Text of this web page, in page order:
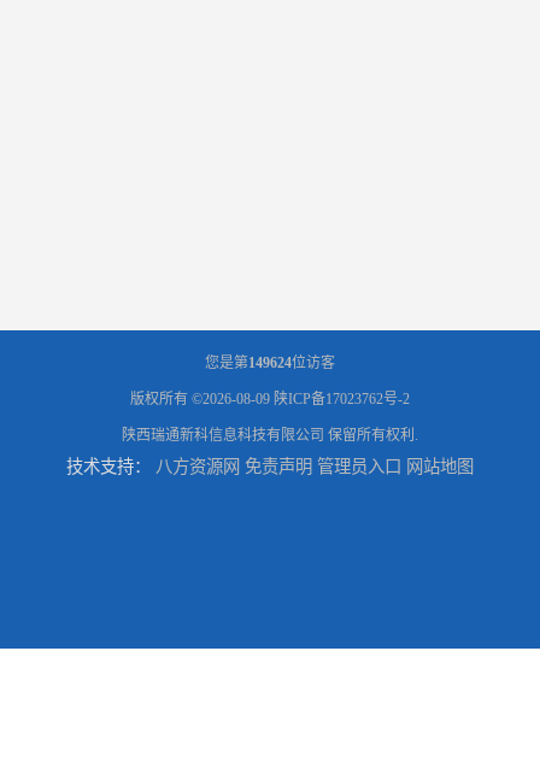
您是第149624位访客
版权所有 ©2026-08-09 陕ICP备17023762号-2
陕西瑞通新科信息科技有限公司 保留所有权利.
技术支持： 八方资源网 免责声明 管理员入口 网站地图